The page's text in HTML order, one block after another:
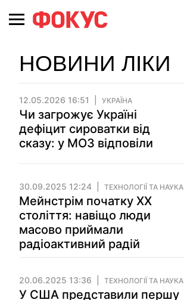
НОВИНИ ЛІКИ
12.05.2026 16:51 УКРАЇНА
Чи загрожує Україні
дефіцит сироватки від
сказу: у МОЗ відповіли
30.09.2025 12:24 ТЕХНОЛОГІЇ ТА НАУКА
Мейнстрім початку XX
століття: навіщо люди
масово приймали
радіоактивний радій
20.06.2025 13:36 ТЕХНОЛОГІЇ ТА НАУКА
У США представили першу